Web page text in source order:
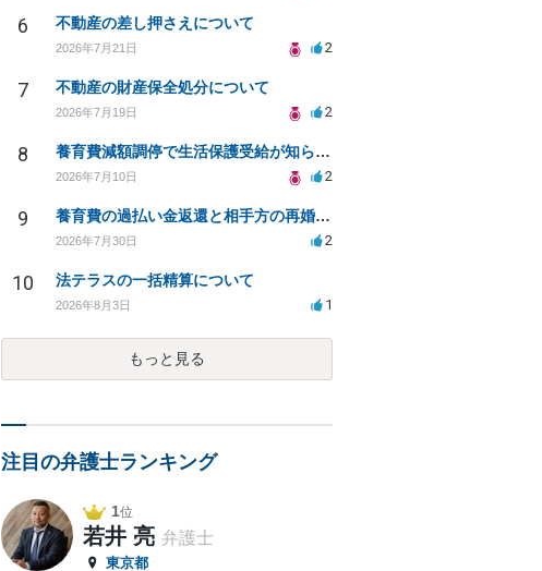
6 不動産の差し押さえについて
2026年7月21日 2
7 不動産の財産保全処分について
2026年7月19日 2
8 養育費減額調停で生活保護受給が知られるリスクは？
2026年7月10日 2
9 養育費の過払い金返還と相手方の再婚に関する相談
2026年7月30日 2
10 法テラスの一括精算について
2026年8月3日 1
もっと見る
注目の弁護士ランキング
1位
若井 亮 弁護士
東京都